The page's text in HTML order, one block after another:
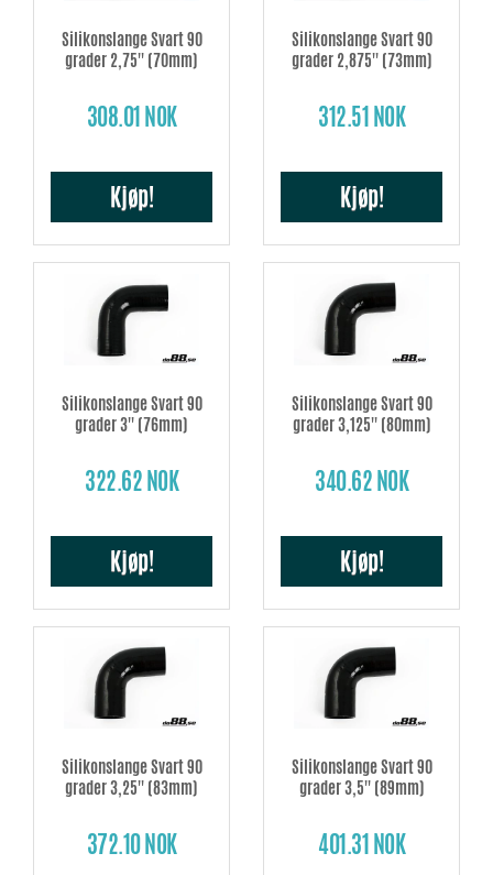
Silikonslange Svart 90
grader 2,75'' (70mm)
308.01 NOK
Kjøp!
Silikonslange Svart 90
grader 2,875'' (73mm)
312.51 NOK
Kjøp!
Silikonslange Svart 90
grader 3'' (76mm)
322.62 NOK
Kjøp!
Silikonslange Svart 90
grader 3,125'' (80mm)
340.62 NOK
Kjøp!
Silikonslange Svart 90
grader 3,25'' (83mm)
372.10 NOK
Silikonslange Svart 90
grader 3,5'' (89mm)
401.31 NOK